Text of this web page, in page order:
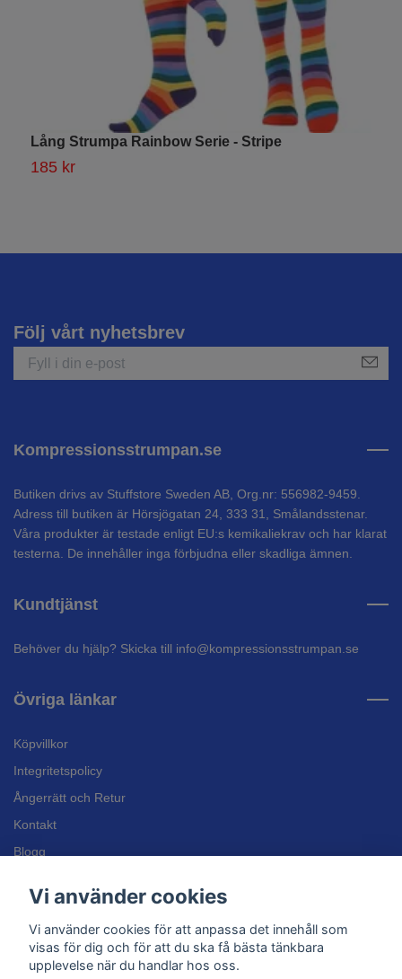
Lång Strumpa Rainbow Serie - Stripe
185 kr
Följ vårt nyhetsbrev
Kompressionsstrumpan.se
Butiken drivs av Stuffstore Sweden AB, Org.nr: 556982-9459.
Adress till butiken är Hörsjögatan 24, 333 31, Smålandsstenar.
Våra produkter är testade enligt EU:s kemikaliekrav och har klarat
testerna. De innehåller inga förbjudna eller skadliga ämnen.
Kundtjänst
Behöver du hjälp? Skicka till info@kompressionsstrumpan.se
Övriga länkar
Köpvillkor
Integritetspolicy
Ångerrätt och Retur
Kontakt
Blogg
Inläggssulor
Kundtjänst
Vi använder cookies
Vi använder cookies för att anpassa det innehåll som
visas för dig och för att du ska få bästa tänkbara
upplevelse när du handlar hos oss.